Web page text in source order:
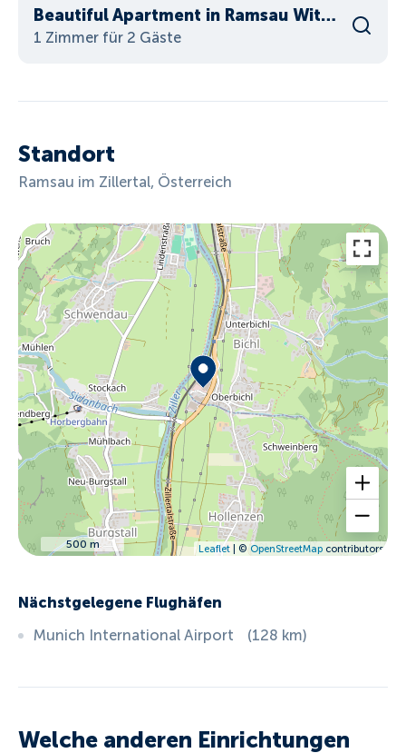
Beautiful Apartment in Ramsau With Balcony
1 Zimmer für 2 Gäste
Standort
Ramsau im Zillertal, Österreich
500 m Leaflet| © OpenStreetMapcontributors
Nächstgelegene Flughäfen
Munich International Airport
(128 km)
Welche anderen Einrichtungen